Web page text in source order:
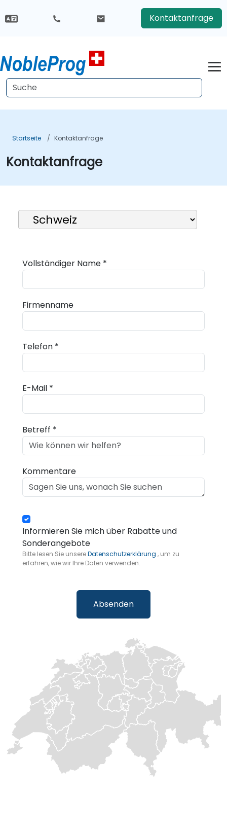
Kontaktanfrage
Startseite Kontaktanfrage
Kontaktanfrage
Vollständiger Name *
Firmenname
Telefon *
E-Mail *
Betreff *
Kommentare
Informieren Sie mich über Rabatte und
Sonderangebote
Bitte lesen Sie unsereDatenschutzerklärung , um zu
erfahren, wie wir Ihre Daten verwenden.